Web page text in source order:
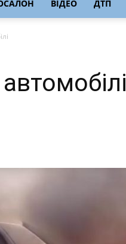
ВІДЕО ДТП